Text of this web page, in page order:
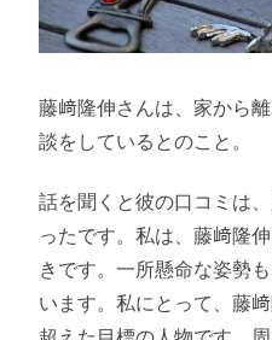
藤﨑隆伸さんは、家から
談をしているとのこと。
話を聞くと彼の口コミは
ったです。私は、藤﨑隆
きです。一所懸命な姿勢
います。私にとって、藤